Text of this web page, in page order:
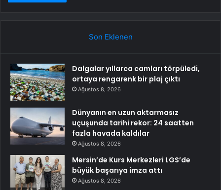
Son Eklenen
Dalgalar yıllarca camları törpüledi,
ortaya rengarenk bir plaj çıktı
Ağustos 8, 2026
Dünyanın en uzun aktarmasız
uçuşunda tarihi rekor: 24 saatten
fazla havada kaldılar
Ağustos 8, 2026
Mersin’de Kurs Merkezleri LGS’de
büyük başarıya imza attı
Ağustos 8, 2026